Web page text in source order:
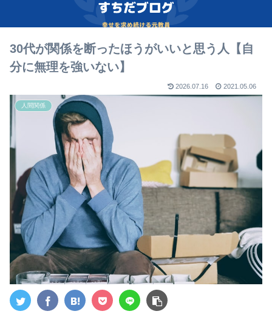
30代が関係を断ったほうがいいと思う人【自
分に無理を強いない】
2026.07.16 2021.05.06
人間関係